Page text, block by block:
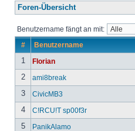
Foren-Übersicht
Benutzername fängt an mit:
# Benutzername
1 Florian
2 ami8break
3 CivicMB3
4 C!RCU!T sp00f3r
5 PanikAlamo